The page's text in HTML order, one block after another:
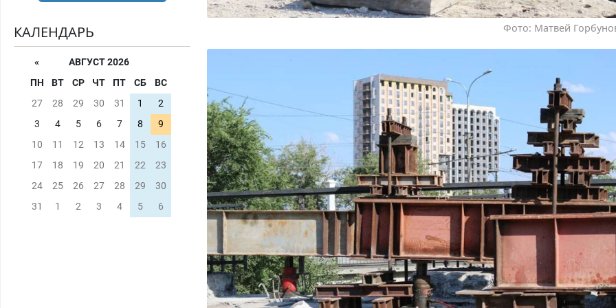
Фото: Матвей
КАЛЕНДАРЬ
«
АВГУСТ 2026
ПН
ВТ СР ЧТ ПТ СБ
ВС
27
28 29 30 31 1
2
3
4 5 6 7 8
9
10
11 12 13 14 15
16
17
18 19 20 21 22
23
24
25 26 27 28 29
30
31
1 2 3 4 5 6